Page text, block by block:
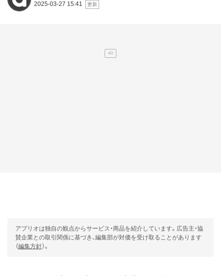
2025-03-27 15:41
アプリオは独自の観点からサービス・商品を紹介しています。広告主・協
賛企業との取引関係に基づき、編集部が対価を受け取ることがあります
（編集方針）。